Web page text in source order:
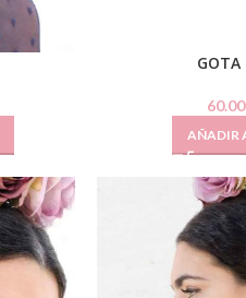
GOTA
AÑADIR